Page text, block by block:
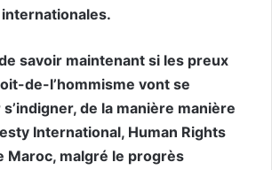
savoir maintenant si les preux
de-l’hommisme vont se
de la manière manière
International, Human Rights
Maroc, malgré le progrès